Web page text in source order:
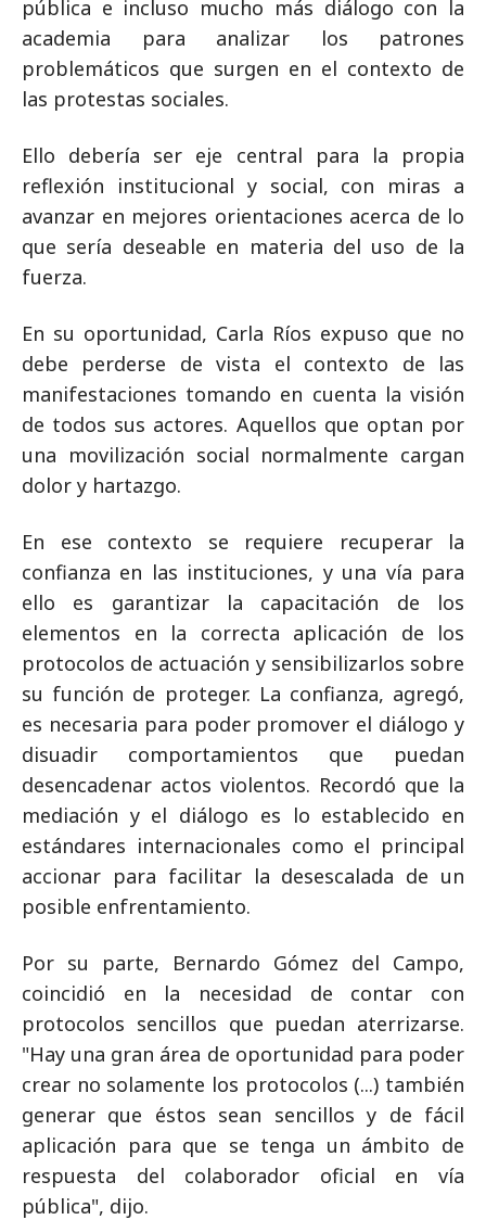
pública e incluso mucho más diálogo con la
academia para analizar los patrones
problemáticos que surgen en el contexto de
las protestas sociales.
Ello debería ser eje central para la propia
reflexión institucional y social, con miras a
avanzar en mejores orientaciones acerca de lo
que sería deseable en materia del uso de la
fuerza.
En su oportunidad, Carla Ríos expuso que no
debe perderse de vista el contexto de las
manifestaciones tomando en cuenta la visión
de todos sus actores. Aquellos que optan por
una movilización social normalmente cargan
dolor y hartazgo.
En ese contexto se requiere recuperar la
confianza en las instituciones, y una vía para
ello es garantizar la capacitación de los
elementos en la correcta aplicación de los
protocolos de actuación y sensibilizarlos sobre
su función de proteger. La confianza, agregó,
es necesaria para poder promover el diálogo y
disuadir comportamientos que puedan
desencadenar actos violentos. Recordó que la
mediación y el diálogo es lo establecido en
estándares internacionales como el principal
accionar para facilitar la desescalada de un
posible enfrentamiento.
Por su parte, Bernardo Gómez del Campo,
coincidió en la necesidad de contar con
protocolos sencillos que puedan aterrizarse.
"Hay una gran área de oportunidad para poder
crear no solamente los protocolos (...) también
generar que éstos sean sencillos y de fácil
aplicación para que se tenga un ámbito de
respuesta del colaborador oficial en vía
pública", dijo.